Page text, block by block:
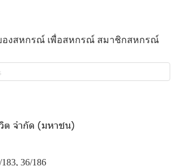
องสหกรณ์ เพื่อสหกรณ์ สมาชิกสหกรณ์
ต จำกัด (มหาชน)
36/186